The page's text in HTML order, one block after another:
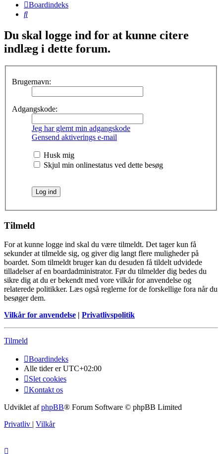
Boardindeks
Søg
Du skal logge ind for at kunne citere
indlæg i dette forum.
Brugernavn:
Adgangskode:
Jeg har glemt min adgangskode
Gensend aktiverings e-mail
Husk mig
Skjul min onlinestatus ved dette besøg
Tilmeld
For at kunne logge ind skal du være tilmeldt. Det tager kun få
sekunder at tilmelde sig, og giver dig langt flere muligheder på
boardet. Som tilmeldt bruger kan du desuden få tildelt udvidede
tilladelser af en boardadministrator. Før du tilmelder dig bedes du
sikre dig at du er bekendt med vore vilkår for anvendelse og
relaterede politikker. Læs også reglerne for de forskellige fora når du
besøger dem.
Vilkår for anvendelse | Privatlivspolitik
Tilmeld
Boardindeks
Alle tider erUTC+02:00
Slet cookies
Kontakt os
Udviklet afphpBB® Forum Software © phpBB Limited
Privatliv | Vilkår